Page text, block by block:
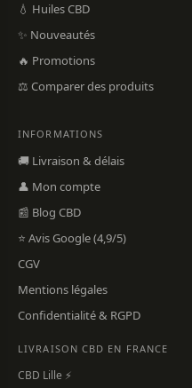
💧 Huiles CBD
✨ Nouveautés
🔥 Promotions
⚖️ Comparer des produits
INFORMATIONS
🚚 Livraison & délais
👤 Mon compte
📰 Blog CBD
⭐ Avis Google (4,9/5)
CGV
Mentions légales
Confidentialité & RGPD
LIVRAISON CBD EN FRANCE
CBD Lille ⚡